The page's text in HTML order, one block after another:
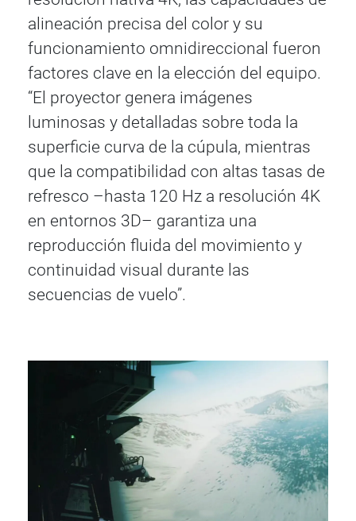
alineación precisa del color y su
funcionamiento omnidireccional fueron
factores clave en la elección del equipo.
“El proyector genera imágenes
luminosas y detalladas sobre toda la
superficie curva de la cúpula, mientras
que la compatibilidad con altas tasas de
refresco –hasta 120 Hz a resolución 4K
en entornos 3D– garantiza una
reproducción fluida del movimiento y
continuidad visual durante las
secuencias de vuelo”.